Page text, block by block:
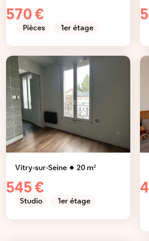
570 €
Pièces 1er étage
Vitry-sur-Seine 20m²
545 €
Studio 1er étage